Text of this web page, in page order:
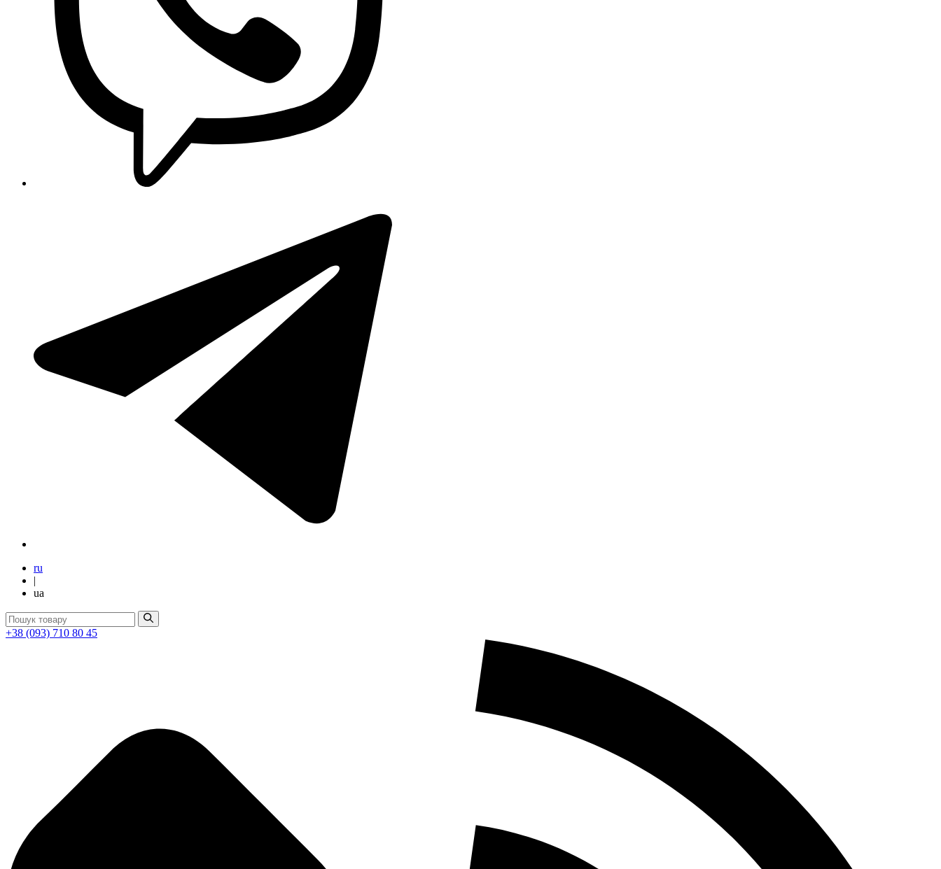
ru
|
ua
+38 (093) 710 80 45